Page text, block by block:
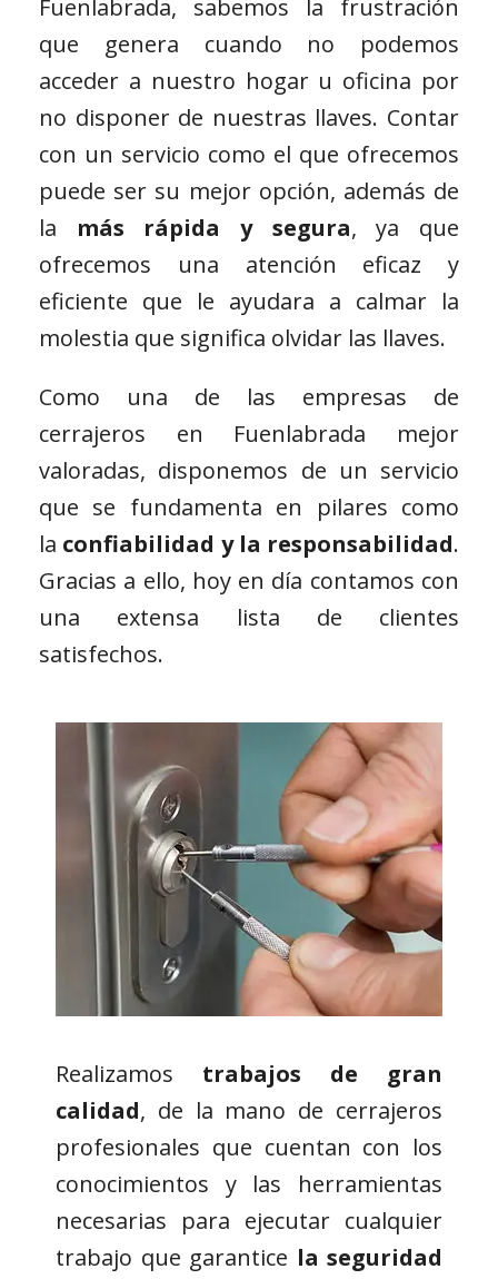
Fuenlabrada, sabemos la frustración
que genera cuando no podemos
acceder a nuestro hogar u oficina por
no disponer de nuestras llaves. Contar
con un servicio como el que ofrecemos
puede ser su mejor opción, además de
la más rápida y segura, ya que
ofrecemos una atención eficaz y
eficiente que le ayudara a calmar la
molestia que significa olvidar las llaves.
Como una de las empresas de
cerrajeros en Fuenlabrada mejor
valoradas, disponemos de un servicio
que se fundamenta en pilares como
la confiabilidad y la responsabilidad.
Gracias a ello, hoy en día contamos con
una extensa lista de clientes
satisfechos.
Realizamos trabajos de gran
calidad, de la mano de cerrajeros
profesionales que cuentan con los
conocimientos y las herramientas
necesarias para ejecutar cualquier
trabajo que garantice la seguridad